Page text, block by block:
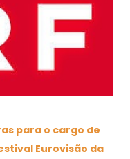
para o cargo de
Eurovisão da